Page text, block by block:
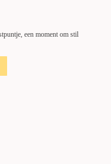
een moment om stil